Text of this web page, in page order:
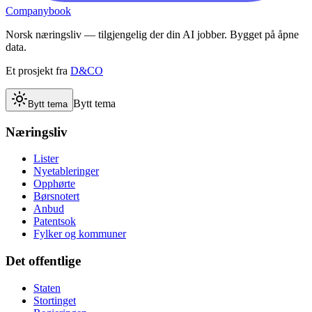
Companybook
Norsk næringsliv — tilgjengelig der din AI jobber. Bygget på åpne
data.
Et prosjekt fra D&CO
Bytt tema Bytt tema
Næringsliv
Lister
Nyetableringer
Opphørte
Børsnotert
Anbud
Patentsok
Fylker og kommuner
Det offentlige
Staten
Stortinget